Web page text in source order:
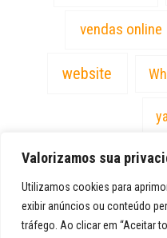
Valorizamos sua
Utilizamos cookies para
exibir anúncios ou conteúdo
tráfego. Ao clicar em “Aceitar
vendas online
website